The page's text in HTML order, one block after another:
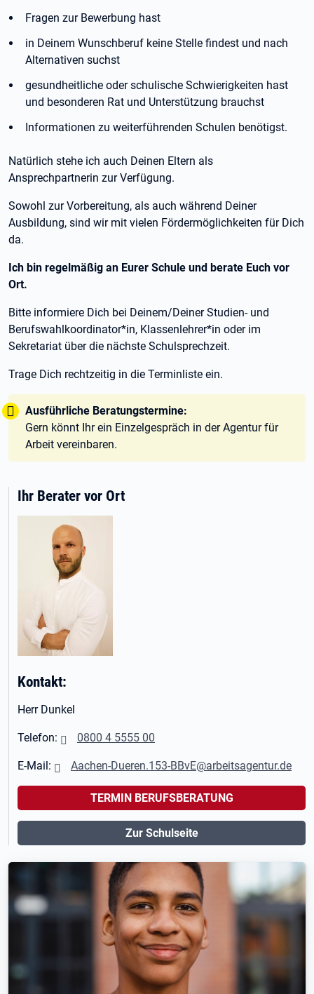
Fragen zur Bewerbung hast
in Deinem Wunschberuf keine Stelle findest und nach
Alternativen suchst
gesundheitliche oder schulische Schwierigkeiten hast
und besonderen Rat und Unterstützung brauchst
Informationen zu weiterführenden Schulen benötigst.
Natürlich stehe ich auch Deinen Eltern als
Ansprechpartnerin zur Verfügung.
Sowohl zur Vorbereitung, als auch während Deiner
Ausbildung, sind wir mit vielen Fördermöglichkeiten für Dich
da.
Ich bin regelmäßig an Eurer Schule und berate Euch vor
Ort.
Bitte informiere Dich bei Deinem/Deiner Studien- und
Berufswahlkoordinator*in, Klassenlehrer*in oder im
Sekretariat über die nächste Schulsprechzeit.
Trage Dich rechtzeitig in die Terminliste ein.
Tipp:
Ausführliche Beratungstermine:
Gern könnt Ihr ein Einzelgespräch in der Agentur für
Arbeit vereinbaren.
Ihr Berater vor Ort
Kontakt:
Herr Dunkel
Telefon: 0800 4 5555 00
E-Mail: Aachen-Dueren.153-BBvE@arbeitsagentur.de
TERMIN BERUFSBERATUNG
Zur Schulseite